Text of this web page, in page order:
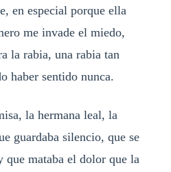
en especial porque ella
me invade el miedo,
la rabia, una rabia tan
haber sentido nunca.
la hermana leal, la
guardaba silencio, que se
que mataba el dolor que la